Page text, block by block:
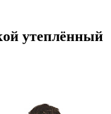
утеплённый